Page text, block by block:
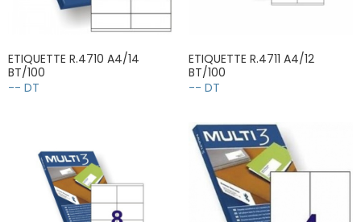
ETIQUETTE R.4710 A4/14
BT/100
-- DT
ETIQUETTE R.4711 A4/12
BT/100
-- DT